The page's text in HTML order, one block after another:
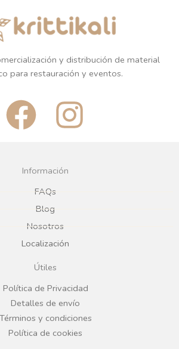
y distribución de material
para restauración y eventos.
F
a
c
e
b
o
o
k
I
n
g
r
a
Información
FAQs
Blog
Nosotros
Localización
Útiles
Política de Privacidad
Detalles de envío
Términos y condiciones
Política de cookies